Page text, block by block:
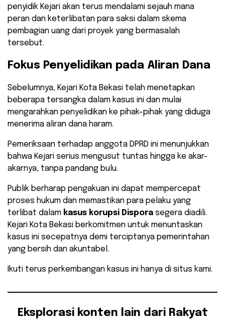
penyidik Kejari akan terus mendalami sejauh mana
peran dan keterlibatan para saksi dalam skema
pembagian uang dari proyek yang bermasalah
tersebut.
Fokus Penyelidikan pada Aliran Dana
Sebelumnya, Kejari Kota Bekasi telah menetapkan
beberapa tersangka dalam kasus ini dan mulai
mengarahkan penyelidikan ke pihak-pihak yang diduga
menerima aliran dana haram.
Pemeriksaan terhadap anggota DPRD ini menunjukkan
bahwa Kejari serius mengusut tuntas hingga ke akar-
akarnya, tanpa pandang bulu.
​Publik berharap pengakuan ini dapat mempercepat
proses hukum dan memastikan para pelaku yang
terlibat dalam kasus korupsi Dispora segera diadili.
Kejari Kota Bekasi berkomitmen untuk menuntaskan
kasus ini secepatnya demi terciptanya pemerintahan
yang bersih dan akuntabel.
​Ikuti terus perkembangan kasus ini hanya di situs kami.
Eksplorasi konten lain dari Rakyat